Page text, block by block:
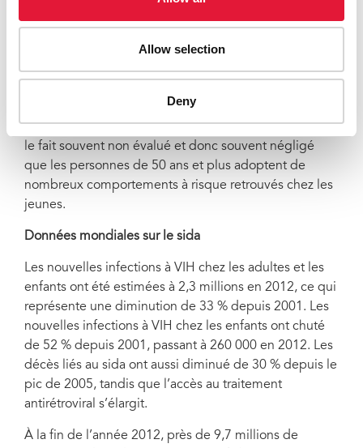
Allow selection
Deny
VIH. Le « vieillissement » de l’épidémie du VIH
s’explique principalement par trois facteurs :
l’efficacité de la thérapie antirétrovirale qui prolonge la
l’incidence du VIH chez les jeunes adultes déplaçant
la charge de morbidité vers des âges plus avancés ; et
le fait souvent non évalué et donc souvent négligé
que les personnes de 50 ans et plus adoptent de
nombreux comportements à risque retrouvés chez les
jeunes.
Données mondiales sur le sida
Les nouvelles infections à VIH chez les adultes et les
enfants ont été estimées à 2,3 millions en 2012, ce qui
représente une diminution de 33 % depuis 2001. Les
nouvelles infections à VIH chez les enfants ont chuté
de 52 % depuis 2001, passant à 260 000 en 2012. Les
décès liés au sida ont aussi diminué de 30 % depuis le
pic de 2005, tandis que l’accès au traitement
antirétroviral s’élargit.
À la fin de l’année 2012, près de 9,7 millions de